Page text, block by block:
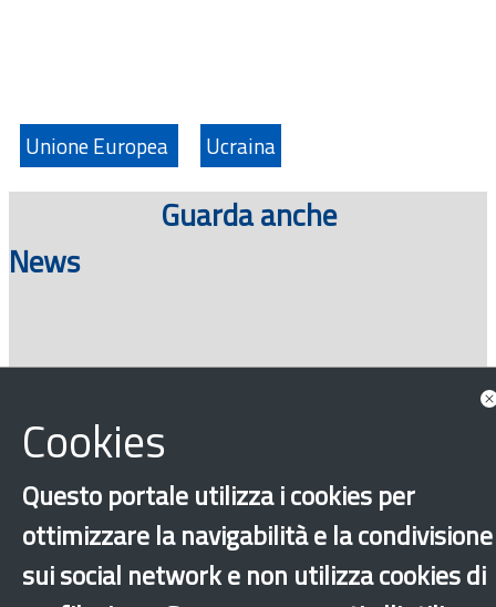
Unione Europea Ucraina
Guarda anche
News
›×
Cookies
Questo portale utilizza i cookies per
ottimizzare la navigabilità e la condivisione
sui social network e non utilizza cookies di